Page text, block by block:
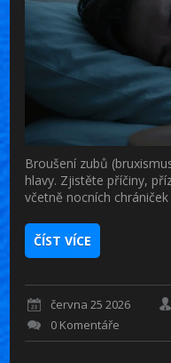
Broušení zubů
hlavy. Zjistěte příčiny,
včetně nocních
ČÍST VÍCE
června 25 2026
0 Komentáře